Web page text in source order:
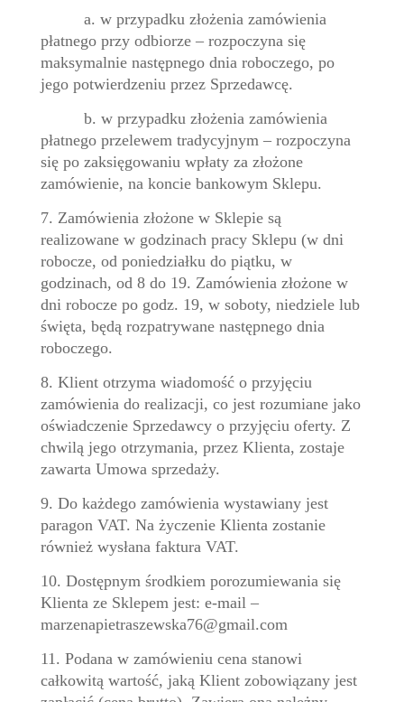
a. w przypadku złożenia zamówienia
płatnego przy odbiorze – rozpoczyna się
maksymalnie następnego dnia roboczego, po
jego potwierdzeniu przez Sprzedawcę.
b. w przypadku złożenia zamówienia
płatnego przelewem tradycyjnym – rozpoczyna
się po zaksięgowaniu wpłaty za złożone
zamówienie, na koncie bankowym Sklepu.
7. Zamówienia złożone w Sklepie są
realizowane w godzinach pracy Sklepu (w dni
robocze, od poniedziałku do piątku, w
godzinach, od 8 do 19. Zamówienia złożone w
dni robocze po godz. 19, w soboty, niedziele lub
święta, będą rozpatrywane następnego dnia
roboczego.
8. Klient otrzyma wiadomość o przyjęciu
zamówienia do realizacji, co jest rozumiane jako
oświadczenie Sprzedawcy o przyjęciu oferty. Z
chwilą jego otrzymania, przez Klienta, zostaje
zawarta Umowa sprzedaży.
9. Do każdego zamówienia wystawiany jest
paragon VAT. Na życzenie Klienta zostanie
również wysłana faktura VAT.
10. Dostępnym środkiem porozumiewania się
Klienta ze Sklepem jest: e-mail –
marzenapietraszewska76@gmail.com
11. Podana w zamówieniu cena stanowi
całkowitą wartość, jaką Klient zobowiązany jest